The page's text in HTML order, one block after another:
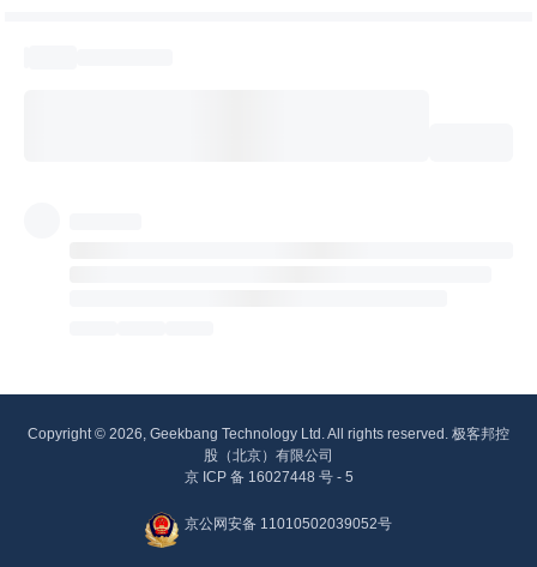
Copyright © 2026, Geekbang Technology Ltd. All rights reserved. 极客邦控
股（北京）有限公司
京 ICP 备 16027448 号 - 5
京公网安备 11010502039052号